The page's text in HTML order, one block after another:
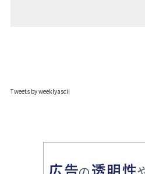
Tweets by weeklyascii